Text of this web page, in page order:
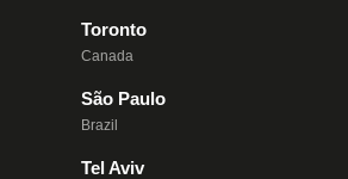
Toronto
Canada
São Paulo
Brazil
Tel Aviv